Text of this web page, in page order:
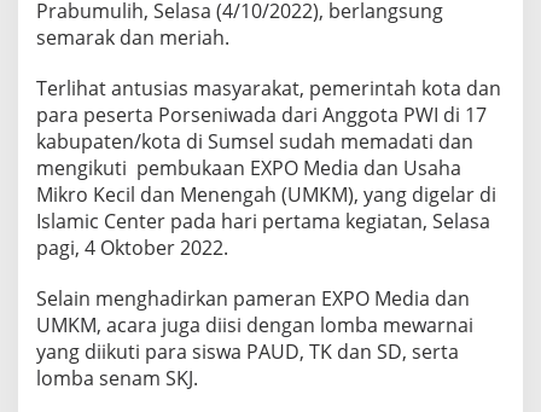
i
w
a
,
W
a
K
o
a
P
r
a
b
Prabumulih, Selasa (4/10/2022), berlangsung
semarak dan meriah.
Terlihat antusias masyarakat, pemerintah kota dan
para peserta Porseniwada dari Anggota PWI di 17
kabupaten/kota di Sumsel sudah memadati dan
mengikuti pembukaan EXPO Media dan Usaha
Mikro Kecil dan Menengah (UMKM), yang digelar di
Islamic Center pada hari pertama kegiatan, Selasa
pagi, 4 Oktober 2022.
Selain menghadirkan pameran EXPO Media dan
UMKM, acara juga diisi dengan lomba mewarnai
yang diikuti para siswa PAUD, TK dan SD, serta
lomba senam SKJ.